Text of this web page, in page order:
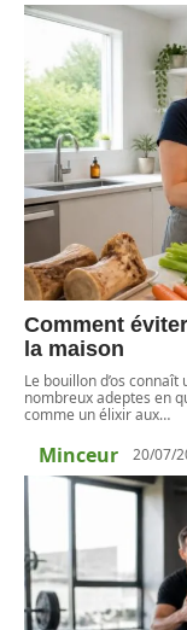
Comment
la maison
Le bouillon d’os
nombreux adeptes en
comme un élixir aux…
Minceur 20/07/